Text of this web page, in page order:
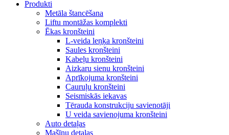
Produkti
Metāla štancēšana
Liftu montāžas komplekti
Ēkas kronšteini
L-veida leņķa kronšteini
Saules kronšteini
Kabeļu kronšteini
Aizkaru sienu kronšteini
Aprīkojuma kronšteini
Cauruļu kronšteini
Seismiskās iekavas
Tērauda konstrukciju savienotāji
U veida savienojuma kronšteini
Auto detaļas
Mašīnu detaļas